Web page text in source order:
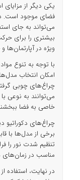
یکی دیگر از
فضای موجود است.
می‌تواند به جای
بیشتری را برای
ویژه در
با توجه به تنوع
امکان انتخاب
چراغ‌های چوبی
می‌توانند به نوعی
خاصی به فضا
چراغ‌های دکوراتیو
تنظیم شدت نور را
مناسب در زمان‌های
در نهایت، استفاده